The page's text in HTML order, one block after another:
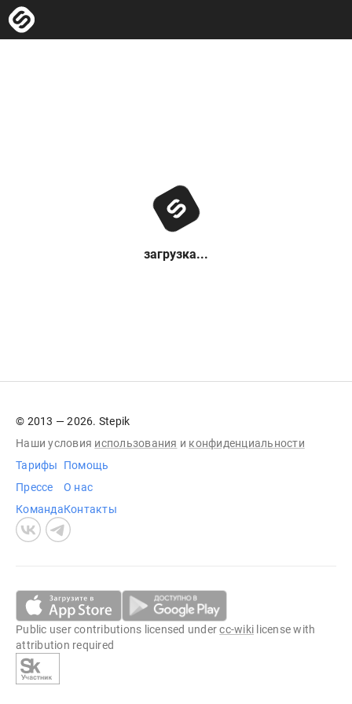
загрузка...
© 2013 — 2026. Stepik
Наши условия использования и конфиденциальности
Тарифы
Прессе
Команда
Помощь
О нас
Контакты
Public user contributions licensed undercc-wiki license with
attribution required